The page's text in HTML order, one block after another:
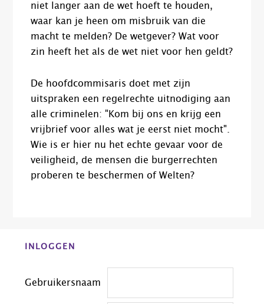
niet langer aan de wet hoeft te houden,
waar kan je heen om misbruik van die
macht te melden? De wetgever? Wat voor
zin heeft het als de wet niet voor hen geldt?
De hoofdcommisaris doet met zijn
uitspraken een regelrechte uitnodiging aan
alle criminelen: "Kom bij ons en krijg een
vrijbrief voor alles wat je eerst niet mocht".
Wie is er hier nu het echte gevaar voor de
veiligheid, de mensen die burgerrechten
proberen te beschermen of Welten?
Before
INLOGGEN
Gebruikersnaam